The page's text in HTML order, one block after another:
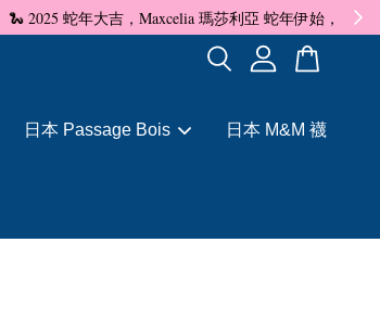
日本 Passage Bois 日本 M&M 襪